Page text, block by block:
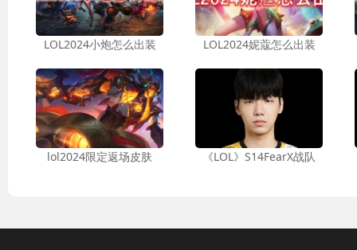
LOL2024小炮怎么出装 LOL2024妮蔻怎么出装
lol2024限定返场皮肤 《LOL》S14FearX战队